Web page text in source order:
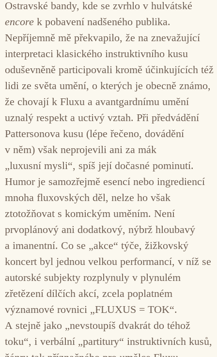
Ostravské bandy, kde se zvrhlo v hulvátské
encore k pobavení nadšeného publika.
Nepříjemně mě překvapilo, že na znevažující
interpretaci klasického instruktivního kusu
oduševněně participovali kromě účinkujících též
lidi ze světa umění, o kterých je obecně známo,
že chovají k Fluxu a avantgardnímu umění
uznalý respekt a uctivý vztah. Při předvádění
Pattersonova kusu (lépe řečeno, dovádění
v něm) však neprojevili ani za mák
„luxusní mysli“, spíš její dočasné pominutí.
Humor je samozřejmě esencí nebo ingrediencí
mnoha fluxovských děl, nelze ho však
ztotožňovat s komickým uměním. Není
prvoplánový ani dodatkový, nýbrž hloubavý
a imanentní. Co se „akce“ týče, žižkovský
koncert byl jednou velkou performancí, v níž se
autorské subjekty rozplynuly v plynulém
zřetězení dílčích akcí, zcela poplatném
významové rovnici „FLUXUS = TOK“.
A stejně jako „nevstoupíš dvakrát do téhož
toku“, i verbální „partitury“ instruktivních kusů,